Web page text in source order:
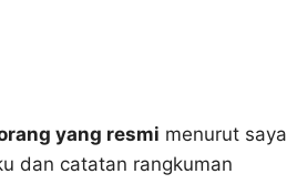
yang resmi menurut saya
dan catatan rangkuman